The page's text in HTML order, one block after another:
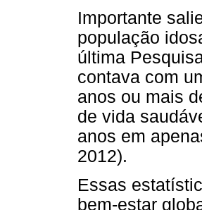
Importante
população
última
contava com
anos ou mais
de vida
anos em
2012).
Essas
bem-estar